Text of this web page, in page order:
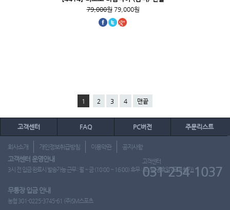
79,000원79,000원
1 2 3 4 맨끝
고객센터 FAQ PC버전 주문리스트
회사소개 개인정보취급방침 이용약관 공지사항
고객센터 운영안내
3시 전 입금 완료시 발송가능 근무 : 월 ~ 금 (10:00 ~ 16:00) 휴무 : 토, 일, 공휴일 (도매 불가)
고객센터
031-254-1037
무통장 입금 안내
농협 301-0225-3745-61 (주)SM스포츠